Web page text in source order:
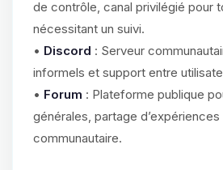
de contrôle, canal privilégié pour
nécessitant un suivi.
• Discord : Serveur
informels et support entre
• Forum : Plateforme publique
générales, partage
communautaire.